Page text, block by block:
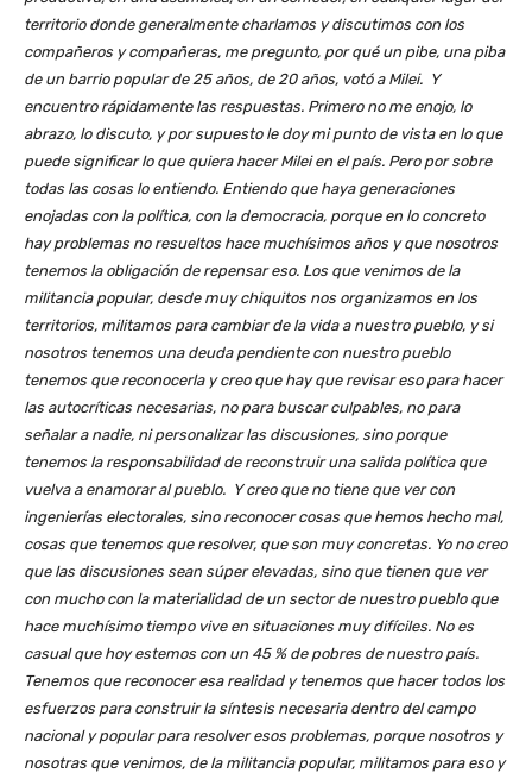
territorio donde generalmente charlamos y discutimos con los
compañeros y compañeras, me pregunto, por qué un pibe, una piba
de un barrio popular de 25 años, de 20 años, votó a Milei. Y
encuentro rápidamente las respuestas. Primero no me enojo, lo
abrazo, lo discuto, y por supuesto le doy mi punto de vista en lo que
puede significar lo que quiera hacer Milei en el país. Pero por sobre
todas las cosas lo entiendo. Entiendo que haya generaciones
enojadas con la política, con la democracia, porque en lo concreto
hay problemas no resueltos hace muchísimos años y que nosotros
tenemos la obligación de repensar eso. Los que venimos de la
militancia popular, desde muy chiquitos nos organizamos en los
territorios, militamos para cambiar de la vida a nuestro pueblo, y si
nosotros tenemos una deuda pendiente con nuestro pueblo
tenemos que reconocerla y creo que hay que revisar eso para hacer
las autocríticas necesarias, no para buscar culpables, no para
señalar a nadie, ni personalizar las discusiones, sino porque
tenemos la responsabilidad de reconstruir una salida política que
vuelva a enamorar al pueblo. Y creo que no tiene que ver con
ingenierías electorales, sino reconocer cosas que hemos hecho mal,
cosas que tenemos que resolver, que son muy concretas. Yo no creo
que las discusiones sean súper elevadas, sino que tienen que ver
con mucho con la materialidad de un sector de nuestro pueblo que
hace muchísimo tiempo vive en situaciones muy difíciles. No es
casual que hoy estemos con un 45 % de pobres de nuestro país.
Tenemos que reconocer esa realidad y tenemos que hacer todos los
esfuerzos para construir la síntesis necesaria dentro del campo
nacional y popular para resolver esos problemas, porque nosotros y
nosotras que venimos, de la militancia popular, militamos para eso y